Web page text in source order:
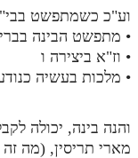
וע"כ כשמתפשט
• מתפשט הבינה
• וז"א ביצירה ו
• מלכות בעשיה
והנה בינה, יכולה
מארי תריסין, (מה